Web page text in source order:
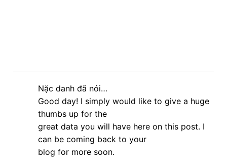
Nặc danh đã nói…
Good day! I simply would like to give a huge
thumbs up for the
great data you will have here on this post. I
can be coming back to your
blog for more soon.